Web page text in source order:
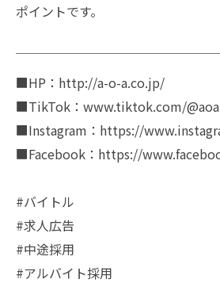
ポイントです。
￣￣￣￣￣￣￣￣￣￣￣￣￣￣￣
■HP：http://a-o-a.co.jp/
■TikTok：www.tiktok.com/
■Instagram：https://
■Facebook：https://
#バイトル
#求人広告
#中途採用
#アルバイト採用